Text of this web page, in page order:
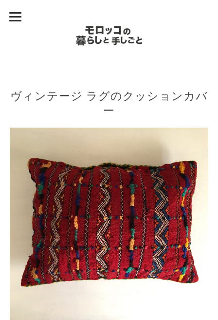
ヴィンテージ ラグのクッションカバ
ー